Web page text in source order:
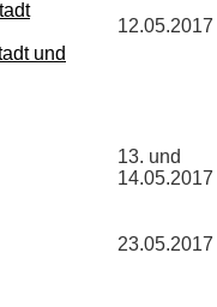
12.05.2017
13. und
14.05.2017
23.05.2017